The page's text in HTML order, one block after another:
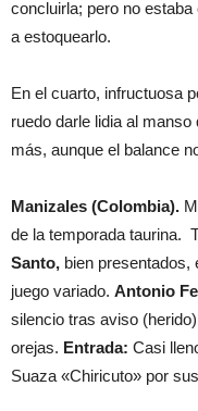
concluirla; pero no
a estoquearlo.
En el cuarto, infructuosa
ruedo darle lidia al
más, aunque el balance
Manizales (Colombia).
de la temporada taurina.
Santo, bien presentados,
juego variado. Antonio
silencio tras aviso
orejas. Entrada: Casi
Suaza «Chiricuto» por